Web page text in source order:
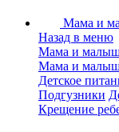
Мама и
Назад в меню
Мама и
Мама и
Детское
Подгузники
Крещение